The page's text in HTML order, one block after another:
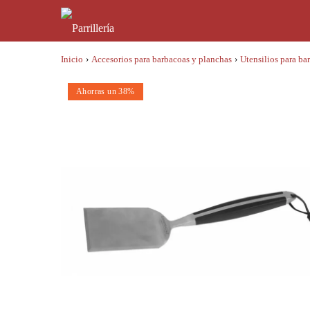
Inicio › Accesorios para barbacoas y planchas › Utensilios para
Ahorras un 38%